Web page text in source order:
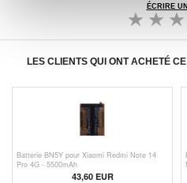
ÉCRIRE
LES CLIENTS QUI ONT ACHETÉ
Batterie BN5Y pour Xiaomi Redmi Note 14
Pro 4G - 5500mAh
43,60 EUR